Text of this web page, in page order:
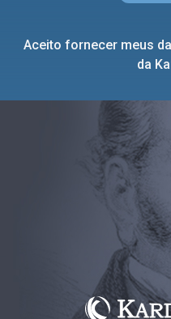
Aceito fornecer meus
da